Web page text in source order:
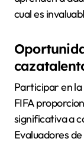
cual es
Participar en la
FIFA
significativa a
Evaluadores